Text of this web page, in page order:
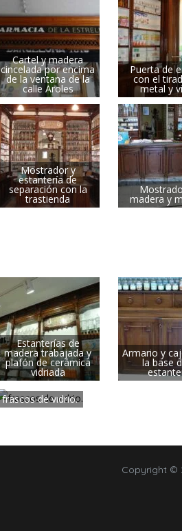
Cartel y madera
cincelada por encima
de la ventana de la
calle Aroles
Puerta de
con el
metal y
Mostrador y
estantería de
separación con la
trastienda madera y
Estanterías de
madera trabajada y
plafón de cerámica
vidriada
Armario y
la base
frascos de vidrio.
Copyright ©